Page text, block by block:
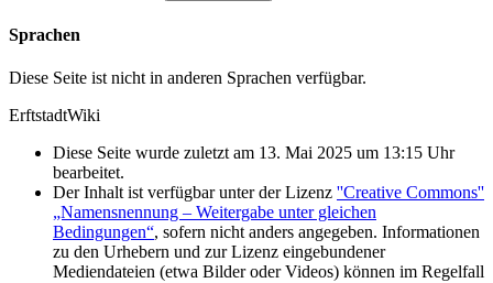
Sprachen
Diese Seite ist nicht in anderen Sprachen verfügbar.
ErftstadtWiki
Diese Seite wurde zuletzt am 13. Mai 2025 um 13:15 Uhr
bearbeitet.
Der Inhalt ist verfügbar unter der Lizenz ''Creative Commons''
„Namensnennung – Weitergabe unter gleichen
Bedingungen“, sofern nicht anders angegeben. Informationen
zu den Urhebern und zur Lizenz eingebundener
Mediendateien (etwa Bilder oder Videos) können im Regelfall